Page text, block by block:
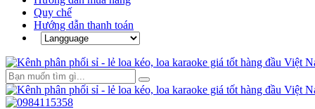
Quy chế
Hướng dẫn thanh toán